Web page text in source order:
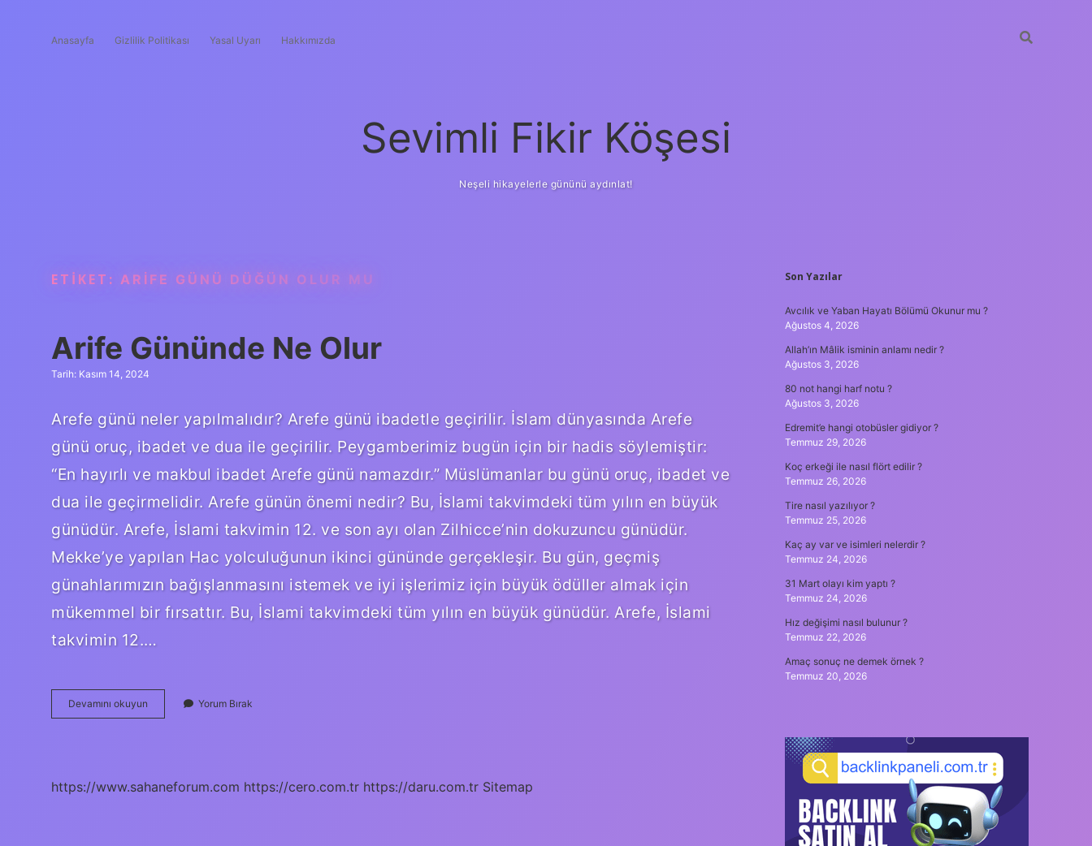
Anasayfa Gizlilik Politikası Yasal Uyarı Hakkımızda
Sevimli Fikir Köşesi
Neşeli hikayelerle gününü aydınlat!
ETIKET: ARIFE GÜNÜ DÜĞÜN OLUR MU
Arife Gününde Ne Olur
Tarih: Kasım 14, 2024
Arefe günü neler yapılmalıdır? Arefe günü ibadetle geçirilir. İslam dünyasında Arefe
günü oruç, ibadet ve dua ile geçirilir. Peygamberimiz bugün için bir hadis söylemiştir:
“En hayırlı ve makbul ibadet Arefe günü namazdır.” Müslümanlar bu günü oruç, ibadet ve
dua ile geçirmelidir. Arefe günün önemi nedir? Bu, İslami takvimdeki tüm yılın en büyük
günüdür. Arefe, İslami takvimin 12. ve son ayı olan Zilhicce’nin dokuzuncu günüdür.
Mekke’ye yapılan Hac yolculuğunun ikinci gününde gerçekleşir. Bu gün, geçmiş
günahlarımızın bağışlanmasını istemek ve iyi işlerimiz için büyük ödüller almak için
mükemmel bir fırsattır. Bu, İslami takvimdeki tüm yılın en büyük günüdür. Arefe, İslami
takvimin 12.…
Devamını okuyun
Gününde
Yorum Bırak
https://www.sahaneforum.com https://cero.com.tr https://daru.com.tr Sitemap
SIDEBAR
Son Yazılar
Avcılık ve Yaban Hayatı Bölümü Okunur mu ?
Ağustos 4, 2026
Allah’ın Mâlik isminin anlamı nedir ?
Ağustos 3, 2026
80 not hangi harf notu ?
Ağustos 3, 2026
Edremit’e hangi otobüsler gidiyor ?
Temmuz 29, 2026
Koç erkeği ile nasıl flört edilir ?
Temmuz 26, 2026
Tire nasıl yazılıyor ?
Temmuz 25, 2026
Kaç ay var ve isimleri nelerdir ?
Temmuz 24, 2026
31 Mart olayı kim yaptı ?
Temmuz 24, 2026
Hız değişimi nasıl bulunur ?
Temmuz 22, 2026
Amaç sonuç ne demek örnek ?
Temmuz 20, 2026